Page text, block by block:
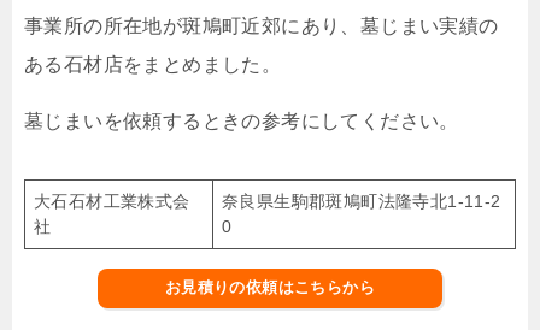
事業所の所在地が斑鳩町近郊にあり、墓じまい実績の
ある石材店をまとめました。
墓じまいを依頼するときの参考にしてください。
大石石材工業株式会
社
奈良県生駒郡斑鳩町法隆寺北1-11-2
0
お見積りの依頼はこちらから